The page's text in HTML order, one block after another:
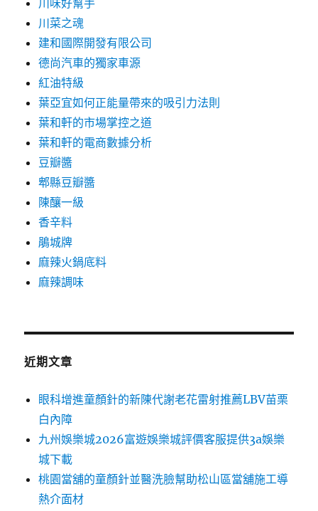
川味好幫手
川菜之魂
建和國際開發有限公司
德尚汽車的獨家車源
紅油特級
葉亞宜如何正能量帶來的吸引力法則
葉和軒的市場掌控之道
葉和軒的電商數據分析
豆瓣醬
郫縣豆瓣醬
陳釀一級
香辛料
鵑城牌
麻辣火鍋底料
麻辣調味
近期文章
眼科增進童顏針的新陳代謝老花雷射推薦LBV苗栗
白內障
九州娛樂城2026富遊娛樂城評價客服提供3a娛樂
城下載
桃園當舖的童顏針並醫洗臉幫助松山區當舖施工導
熱介面材